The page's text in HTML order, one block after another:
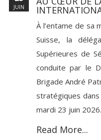
À l’entame de sa
Suisse, la
Supérieures de
conduite par le
Brigade André
stratégiques
mardi 23 juin
Read More...
JUIN